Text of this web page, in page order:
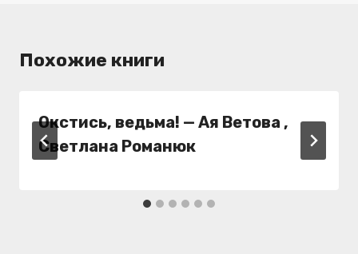
Похожие книги
Окстись, ведьма! — Ая Ветова ,
Светлана Романюк